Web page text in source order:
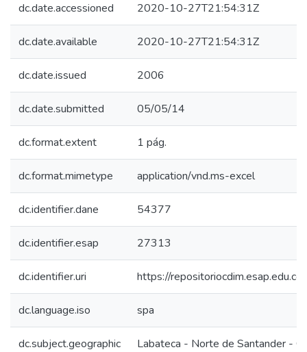
dc.date.accessioned 2020-10-27T21:54:31Z
dc.date.available 2020-10-27T21:54:31Z
dc.date.issued 2006
dc.date.submitted 05/05/14
dc.format.extent 1 pág.
dc.format.mimetype application/vnd.ms-excel
dc.identifier.dane 54377
dc.identifier.esap 27313
dc.identifier.uri https://
dc.language.iso spa
dc.subject.geographic Labateca - Norte de Santander -